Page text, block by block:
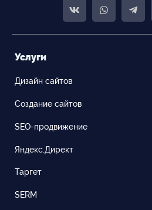
Услуги
Дизайн сайтов
Создание сайтов
SEO-продвижение
Яндекс.Директ
Таргет
SERM